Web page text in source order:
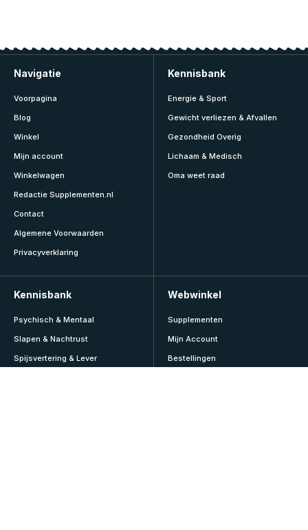
Navigatie
Voorpagina
Blog
Winkel
Mijn account
Winkelwagen
Redactie Supplementen.nl
Contact
Algemene Voorwaarden
Privacyverklaring
Kennisbank
Energie & Sport
Gewicht verliezen & Afvallen
Gezondheid Overig
Lichaam & Medisch
Oma weet raad
Kennisbank
Psychisch & Mentaal
Slapen & Nachtrust
Spijsvertering & Lever
Webwinkel
Supplementen
Mijn Account
Bestellingen